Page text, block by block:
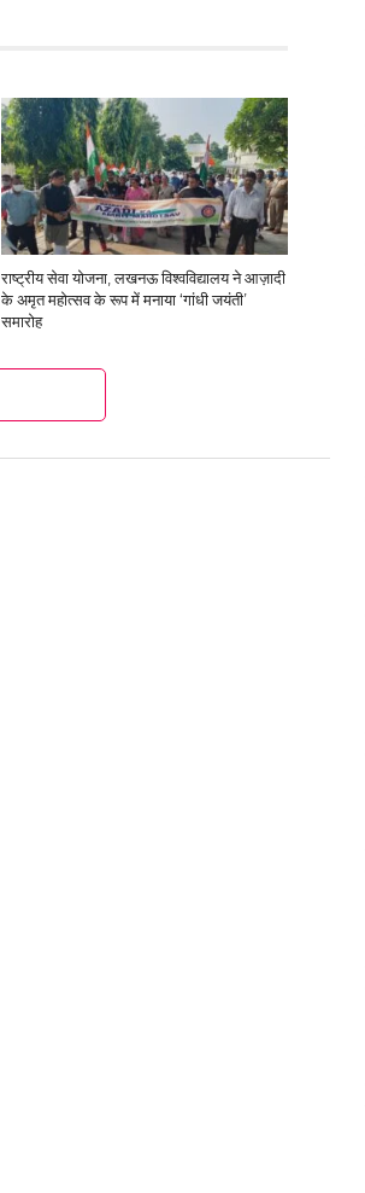
राष्ट्रीय सेवा योजना, लखनऊ विश्वविद्यालय ने आज़ादी
के अमृत महोत्सव के रूप में मनाया ‘गांधी जयंती’
समारोह